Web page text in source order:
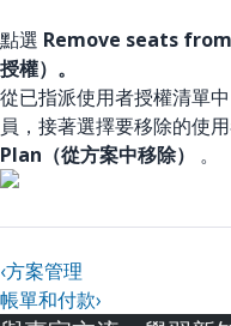
點選 Remove seats
授權）。
從已指派使用者授權清單
員，接著選擇要移除的使
Plan（從方案中移除）
。
‹方案管理
帳單和付款›